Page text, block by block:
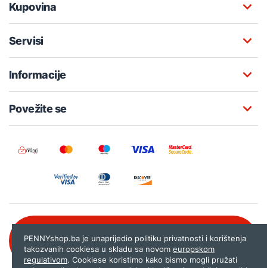
Kupovina
Servisi
Informacije
Povežite se
080 020 261
PENNYshop.ba je unaprijedio politiku privatnosti i korištenja
takozvanih cookiesa u skladu sa novom europskom
regulativom. Cookiese koristimo kako bismo mogli pružati